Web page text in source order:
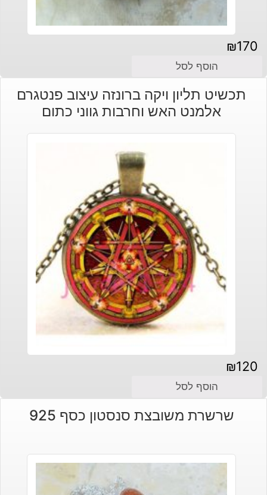
₪170
הוסף לסל
תכשיט תליון ויקה ברונזה עיצוב פנטגרם
אלמנט האש וחרבות גווני כתום
₪120
הוסף לסל
שרשרת משובצת סנסטון כסף 925